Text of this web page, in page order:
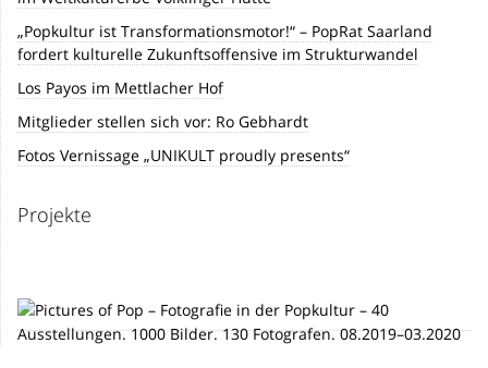
„Popkultur ist Transformationsmotor!“ – PopRat Saarland
fordert kulturelle Zukunftsoffensive im Strukturwandel
Los Payos im Mettlacher Hof
Mitglieder stellen sich vor: Ro Gebhardt
Fotos Vernissage „UNIKULT proudly presents“
Projekte